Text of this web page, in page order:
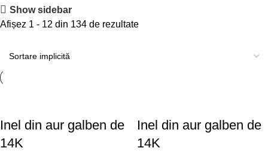
Show sidebar
Afișez 1 - 12 din 134 de rezultate
Inel din aur galben de
14K
Inel din aur galben de
14K